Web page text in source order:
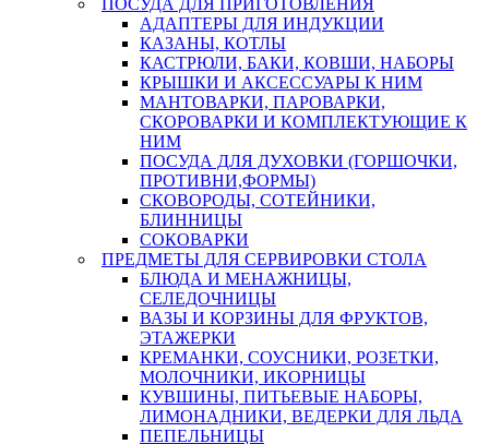
ПОСУДА ДЛЯ ПРИГОТОВЛЕНИЯ
АДАПТЕРЫ ДЛЯ ИНДУКЦИИ
КАЗАНЫ, КОТЛЫ
КАСТРЮЛИ, БАКИ, КОВШИ, НАБОРЫ
КРЫШКИ И АКСЕССУАРЫ К НИМ
МАНТОВАРКИ, ПАРОВАРКИ,
СКОРОВАРКИ И КОМПЛЕКТУЮЩИЕ К
НИМ
ПОСУДА ДЛЯ ДУХОВКИ (ГОРШОЧКИ,
ПРОТИВНИ,ФОРМЫ)
СКОВОРОДЫ, СОТЕЙНИКИ,
БЛИННИЦЫ
СОКОВАРКИ
ПРЕДМЕТЫ ДЛЯ СЕРВИРОВКИ СТОЛА
БЛЮДА И МЕНАЖНИЦЫ,
СЕЛЕДОЧНИЦЫ
ВАЗЫ И КОРЗИНЫ ДЛЯ ФРУКТОВ,
ЭТАЖЕРКИ
КРЕМАНКИ, СОУСНИКИ, РОЗЕТКИ,
МОЛОЧНИКИ, ИКОРНИЦЫ
КУВШИНЫ, ПИТЬЕВЫЕ НАБОРЫ,
ЛИМОНАДНИКИ, ВЕДЕРКИ ДЛЯ ЛЬДА
ПЕПЕЛЬНИЦЫ